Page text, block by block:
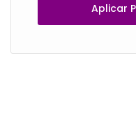
Aplicar